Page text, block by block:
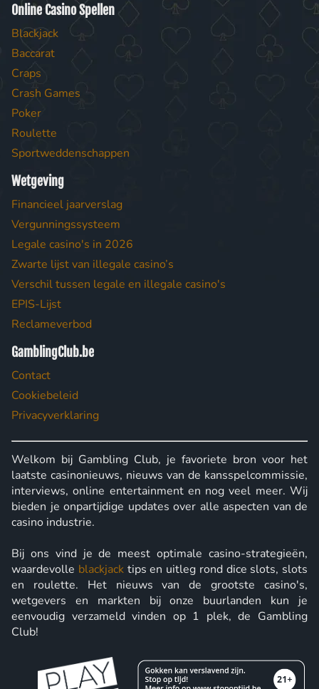
Online Casino Spellen
Blackjack
Baccarat
Craps
Crash Games
Poker
Roulette
Sportweddenschappen
Wetgeving
Financieel jaarverslag
Vergunningssysteem
Legale casino's in 2026
Zwarte lijst van illegale casino’s
Verschil tussen legale en illegale casino's
EPIS-Lijst
Reclameverbod
GamblingClub.be
Contact
Cookiebeleid
Privacyverklaring
Welkom bij Gambling Club, je favoriete bron voor het
laatste casinonieuws, nieuws van de kansspelcommissie,
interviews, online entertainment en nog veel meer. Wij
bieden je onpartijdige updates over alle aspecten van de
casino industrie.
Bij ons vind je de meest optimale casino-strategieën,
waardevolle blackjacktips en uitleg rond dice slots, slots
en roulette. Het nieuws van de grootste casino's,
wetgevers en markten bij onze buurlanden kun je
eenvoudig verzameld vinden op 1 plek, de Gambling
Club!